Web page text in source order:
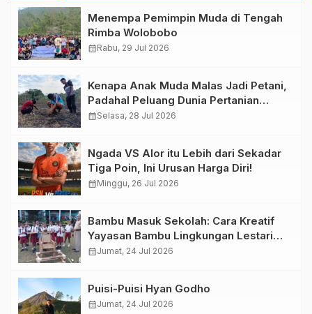
Menempa Pemimpin Muda di Tengah
Rimba Wolobobo
calendar_monthRabu, 29 Jul 2026
Kenapa Anak Muda Malas Jadi Petani,
Padahal Peluang Dunia Pertanian
Menjanjikan?
calendar_monthSelasa, 28 Jul 2026
Ngada VS Alor itu Lebih dari Sekadar
Tiga Poin, Ini Urusan Harga Diri!
calendar_monthMinggu, 26 Jul 2026
Bambu Masuk Sekolah: Cara Kreatif
Yayasan Bambu Lingkungan Lestari
Rayakan Hari Anak Nasional di
calendar_monthJumat, 24 Jul 2026
Puisi-Puisi Hyan Godho
calendar_monthJumat, 24 Jul 2026